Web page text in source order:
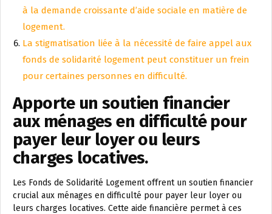
à la demande croissante d’aide sociale en matière de
logement.
La stigmatisation liée à la nécessité de faire appel aux
fonds de solidarité logement peut constituer un frein
pour certaines personnes en difficulté.
Apporte un soutien financier
aux ménages en difficulté pour
payer leur loyer ou leurs
charges locatives.
Les Fonds de Solidarité Logement offrent un soutien financier
crucial aux ménages en difficulté pour payer leur loyer ou
leurs charges locatives. Cette aide financière permet à ces